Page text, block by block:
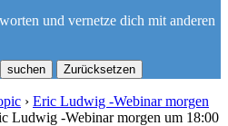
und vernetze dich mit anderen
Zurücksetzen
› Eric Ludwig -Webinar morgen
Ludwig -Webinar morgen um 18:00